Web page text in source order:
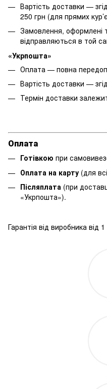
Вартість доставки —
250 грн (для прямих
Замовлення, оформлені
відправляються в той
«Укрпошта»
Оплата — повна
Вартість доставки —
Термін доставки
Оплата
Готівкою при
Оплата на карту (для
Післяплата (при
«Укрпошта»).
Гарантія від виробника від